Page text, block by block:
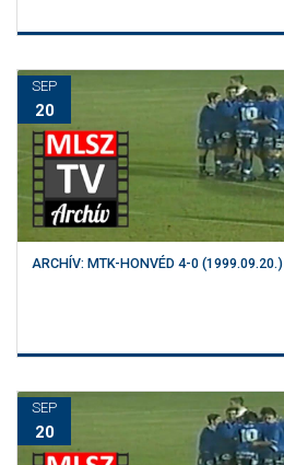
SEP
20
ARCHÍV: MTK-HONVÉD 4-0 (1999.09.20.)
SEP
20